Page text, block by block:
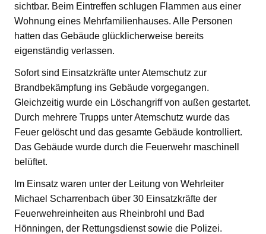
sichtbar. Beim Eintreffen schlugen Flammen aus einer
Wohnung eines Mehrfamilienhauses. Alle Personen
hatten das Gebäude glücklicherweise bereits
eigenständig verlassen.
Sofort sind Einsatzkräfte unter Atemschutz zur
Brandbekämpfung ins Gebäude vorgegangen.
Gleichzeitig wurde ein Löschangriff von außen gestartet.
Durch mehrere Trupps unter Atemschutz wurde das
Feuer gelöscht und das gesamte Gebäude kontrolliert.
Das Gebäude wurde durch die Feuerwehr maschinell
belüftet.
Im Einsatz waren unter der Leitung von Wehrleiter
Michael Scharrenbach über 30 Einsatzkräfte der
Feuerwehreinheiten aus Rheinbrohl und Bad
Hönningen, der Rettungsdienst sowie die Polizei.